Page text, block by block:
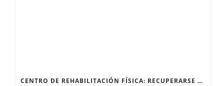
CENTRO DE REHABILITACIÓN FÍSICA: RECUPERARSE DESPUÉS DE UNA FRACTURA